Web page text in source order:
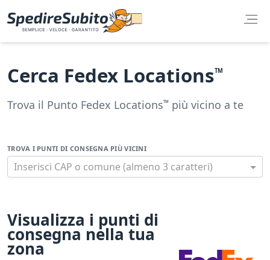
Cerca Fedex LocationsTM
Trova il Punto Fedex LocationsTM più vicino a te
TROVA I PUNTI DI CONSEGNA PIÙ VICINI
Inserisci CAP o comune (almeno 3 caratteri)
Visualizza i punti di
consegna nella tua
zona